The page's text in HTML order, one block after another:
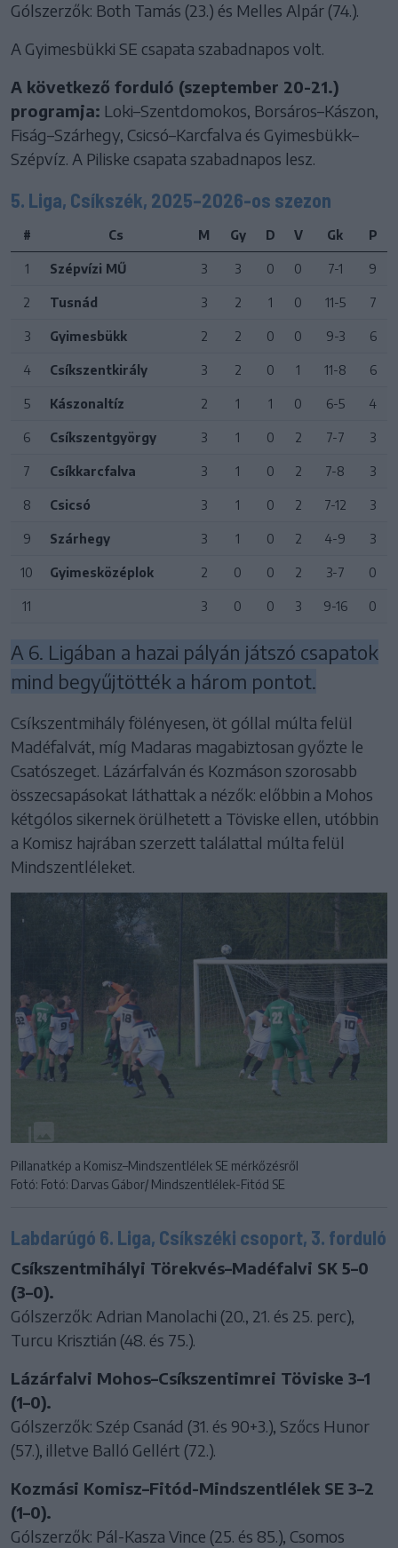
Gólszerzők: Both Tamás (23.) és Melles Alpár (74.).
A Gyimesbükki SE csapata szabadnapos volt.
A következő forduló (szeptember 20-21.)
programja: Loki–Szentdomokos, Borsáros–Kászon,
Fiság–Szárhegy, Csicsó–Karcfalva és Gyimesbükk–
Szépvíz. A Piliske csapata szabadnapos lesz.
5. Liga, Csíkszék, 2025–2026-os szezon
# Cs M Gy D V Gk P
1 Szépvízi MŰ 3 3 0 0 7-1 9
2 Tusnád 3 2 1 0 11-5 7
3 Gyimesbükk 2 2 0 0 9-3 6
4 Csíkszentkirály 3 2 0 1 11-8 6
5 Kászonaltíz 2 1 1 0 6-5 4
6 Csíkszentgyörgy 3 1 0 2 7-7 3
7 Csíkkarcfalva 3 1 0 2 7-8 3
8 Csicsó 3 1 0 2 7-12 3
9 Szárhegy 3 1 0 2 4-9 3
10 Gyimesközéplok 2 0 0 2 3-7 0
11 3 0 0 3 9-16 0
A 6. Ligában a hazai pályán játszó csapatok
mind begyűjtötték a három pontot.
Csíkszentmihály fölényesen, öt góllal múlta felül
Madéfalvát, míg Madaras magabiztosan győzte le
Csatószeget. Lázárfalván és Kozmáson szorosabb
összecsapásokat láthattak a nézők: előbbin a Mohos
kétgólos sikernek örülhetett a Töviske ellen, utóbbin
a Komisz hajrában szerzett találattal múlta felül
Mindszentléleket.
Pillanatkép a Komisz–Mindszentlélek SE mérkőzésről
Fotó: Fotó: Darvas Gábor/ Mindszentlélek-Fitód SE
Labdarúgó 6. Liga, Csíkszéki csoport, 3. forduló
Csíkszentmihályi Törekvés–Madéfalvi SK 5–0
(3–0).
Gólszerzők: Adrian Manolachi (20., 21. és 25. perc),
Turcu Krisztián (48. és 75.).
Lázárfalvi Mohos–Csíkszentimrei Töviske 3–1
(1–0).
Gólszerzők: Szép Csanád (31. és 90+3.), Szőcs Hunor
(57.), illetve Balló Gellért (72.).
Kozmási Komisz–Fitód-Mindszentlélek SE 3–2
(1–0).
Gólszerzők: Pál-Kasza Vince (25. és 85.), Csomos